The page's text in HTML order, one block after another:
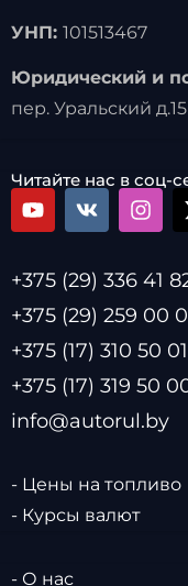
УНП: 101513467
Юридический и
пер. Уральский
Читайте нас в соц-
+375 (29) 336 41
+375 (29) 259 00
+375 (17) 310 50 01
+375 (17) 319 50
info@autorul.by
- Цены на топливо
- Курсы валют
- О нас